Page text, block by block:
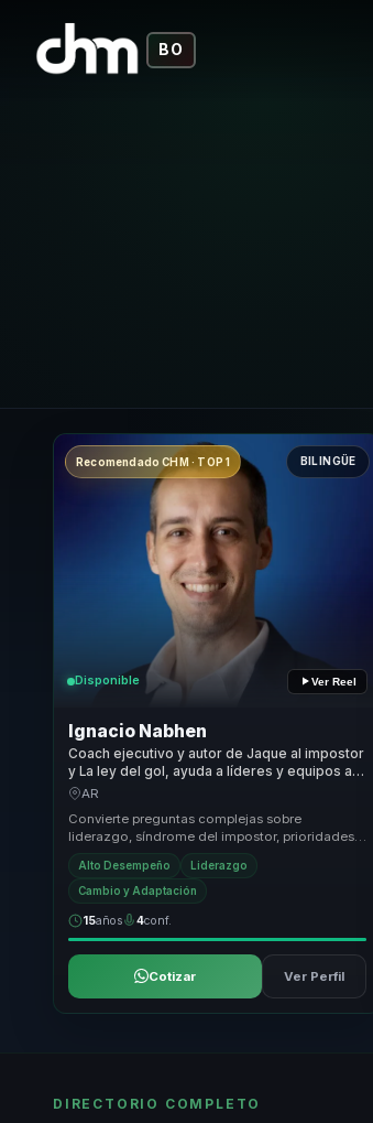
BO
Recomendado CHM · TOP 1 BILINGÜE
Disponible Ver Reel
Ignacio Nabhen
Coach ejecutivo y autor de Jaque al impostor
y La ley del gol, ayuda a líderes y equipos a
ordenar prioridades, decidir mejor y avanzar
AR
Convierte preguntas complejas sobre
liderazgo, síndrome del impostor, prioridades,
incertidumbre y autoridad personal en
conversaciones c...
Alto Desempeño Liderazgo
Cambio y Adaptación
15años 4conf.
Cotizar Ver Perfil
DIRECTORIO COMPLETO